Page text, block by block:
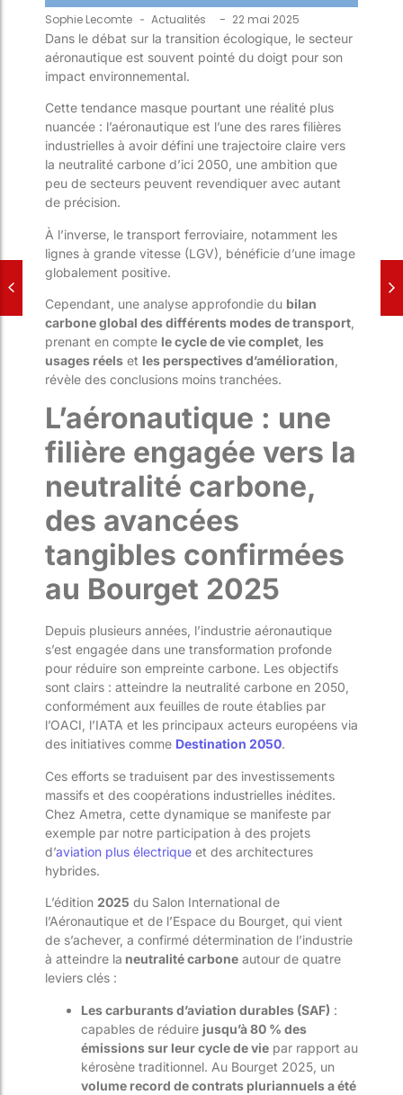
Sophie Lecomte - Actualités - 22 mai 2025
Dans le débat sur la transition écologique, le secteur
aéronautique est souvent pointé du doigt pour son
impact environnemental.
Cette tendance masque pourtant une réalité plus
nuancée : l’aéronautique est l’une des rares filières
industrielles à avoir défini une trajectoire claire vers
la neutralité carbone d’ici 2050, une ambition que
peu de secteurs peuvent revendiquer avec autant
de précision.
À l’inverse, le transport ferroviaire, notamment les
lignes à grande vitesse (LGV), bénéficie d’une image
globalement positive.
Cependant, une analyse approfondie du bilan
carbone global des différents modes de transport
prenant en compte le cycle de vie complet les
usages réels et les perspectives d’amélioration
révèle des conclusions moins tranchées.
L’aéronautique : une
filière engagée vers la
neutralité carbone,
des avancées
tangibles confirmées
au Bourget 2025
Depuis plusieurs années, l’industrie aéronautique
s’est engagée dans une transformation profonde
pour réduire son empreinte carbone. Les objectifs
sont clairs : atteindre la neutralité carbone en 2050,
conformément aux feuilles de route établies par
l’OACI, l’IATA et les principaux acteurs européens via
des initiatives comme Destination 2050.
Ces efforts se traduisent par des investissements
massifs et des coopérations industrielles inédites.
Chez Ametra, cette dynamique se manifeste par
exemple par notre participation à des projets
d’aviation plus électrique et des architectures
hybrides.
L’édition 2025 du Salon International de
l’Aéronautique et de l’Espace du Bourget, qui vient
de s’achever, a confirmé détermination de l’industrie
à atteindre la neutralité carbone autour de quatre
leviers clés :
Les carburants d’aviation durables (SAF) :
capables de réduire jusqu’à 80 % des
émissions sur leur cycle de vie par rapport au
kérosène traditionnel. Au Bourget 2025, un
volume record de contrats pluriannuels a été